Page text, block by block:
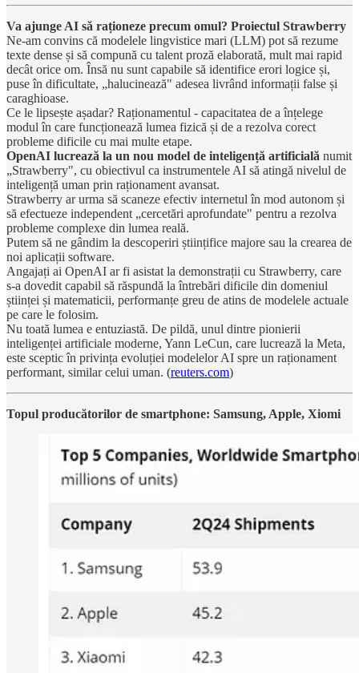
Va ajunge AI să raționeze precum omul? Proiectul Strawberry
Ne-am convins că modelele lingvistice mari (LLM) pot să rezume
texte dense și să compună cu talent proză elaborată, mult mai rapid
decât orice om. Însă nu sunt capabile să identifice erori logice și,
puse în dificultate, „halucinează" adesea livrând informații false și
caraghioase.
Ce le lipsește așadar? Raționamentul - capacitatea de a înțelege
modul în care funcționează lumea fizică și de a rezolva corect
probleme dificile cu mai multe etape.
OpenAI lucrează la un nou model de inteligență artificială numit
„Strawberry", cu obiectivul ca instrumentele AI să atingă nivelul de
inteligență uman prin raționament avansat.
Strawberry ar urma să scaneze efectiv internetul în mod autonom și
să efectueze independent „cercetări aprofundate" pentru a rezolva
probleme complexe din lumea reală.
Putem să ne gândim la descoperiri științifice majore sau la crearea de
noi aplicații software.
Angajați ai OpenAI ar fi asistat la demonstrații cu Strawberry, care
s-a dovedit capabil să răspundă la întrebări dificile din domeniul
științei și matematicii, performanțe greu de atins de modelele actuale
pe care le folosim.
Nu toată lumea e entuziastă. De pildă, unul dintre pionierii
inteligenței artificiale moderne, Yann LeCun, care lucrează la Meta,
este sceptic în privința evoluției modelelor AI spre un raționament
performant, similar celui uman. (reuters.com)
Topul producătorilor de smartphone: Samsung, Apple, Xiomi